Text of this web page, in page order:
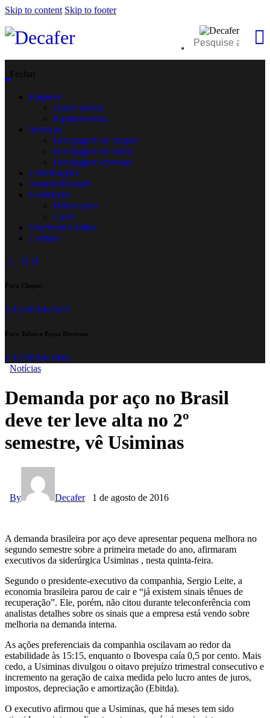
Skip to content Skip to footer
Fechar
Empresa
Quem somos
Equipamentos
Serviços
Decapagem de chapas
Decapagem de tubos
Decapagem diversas
Certificações
Sustentabilidade
Novidades
Publicações
Cases
Orçamento online
Contato
Para Chapas
(11) 94584-4649
Para Tubos e Peças Diversas
(11) 94584-3060
Notícias
Demanda por aço no Brasil
deve ter leve alta no 2º
semestre, vê Usiminas
By Decafer 1 de agosto de 2016
A demanda brasileira por aço deve apresentar pequena melhora no
segundo semestre sobre a primeira metade do ano, afirmaram
executivos da siderúrgica Usiminas , nesta quinta-feira.
Segundo o presidente-executivo da companhia, Sergio Leite, a
economia brasileira parou de cair e “já existem sinais tênues de
recuperação”. Ele, porém, não citou durante teleconferência com
analistas detalhes sobre os sinais que a empresa está vendo sobre
melhoria na demanda interna.
As ações preferenciais da companhia oscilavam ao redor da
estabilidade às 15:15, enquanto o Ibovespa caía 0,5 por cento. Mais
cedo, a Usiminas divulgou o oitavo prejuízo trimestral consecutivo e
incremento na geração de caixa medida pelo lucro antes de juros,
impostos, depreciação e amortização (Ebitda).
O executivo afirmou que a Usiminas, que há meses tem sido